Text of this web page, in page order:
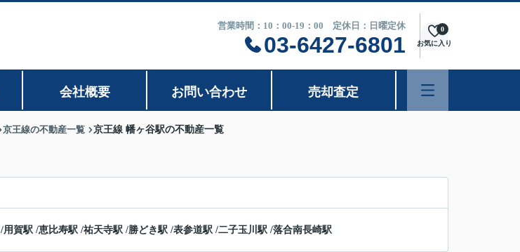
営業時間：10：00-19：00 定休日：日曜定休
03-6427-6801 お気に入り
0
会社概要 お問い合わせ 売却査定
京王線の不動産一覧 京王線 幡ヶ谷駅の不動産一覧
/用賀駅 /恵比寿駅 /祐天寺駅 /勝どき駅 /表参道駅 /二子玉川駅 /落合南長崎駅